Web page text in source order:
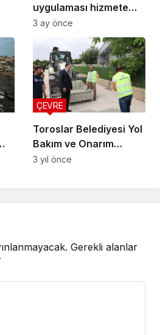
uygulaması hizmete
sunuldu
3 ay önce
Toroslar Belediyesi Yol
Bakım ve Onarım
Çalışmalarına Hız
ÇEVRE
3 yıl önce
Gerekli alanlar